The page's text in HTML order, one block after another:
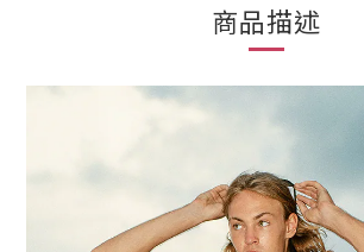
商品描述